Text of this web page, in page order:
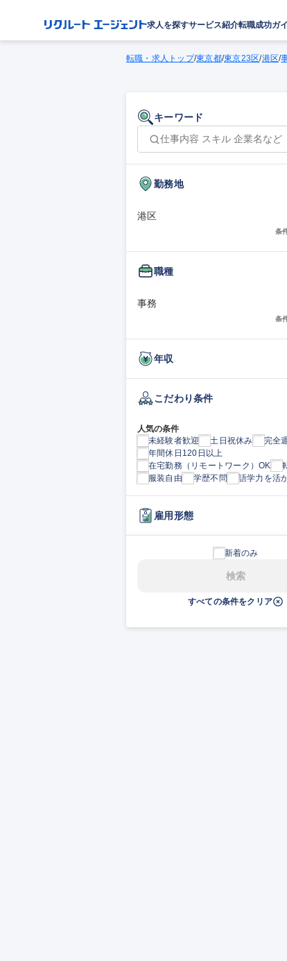
求人を探すサービス紹介転職成功ガ
転職・求人トップ/東京都/東京23区/港区/
キーワード
勤務地
港区
条
職種
事務
条
年収
こだわり条件
人気の条件
未経験者歓迎
土日祝休み
完全
年間休日120日以上
在宅勤務（リモートワーク）OK
服装自由
学歴不問 語学力を活
雇用形態
新着のみ
検索
すべての条件をクリア